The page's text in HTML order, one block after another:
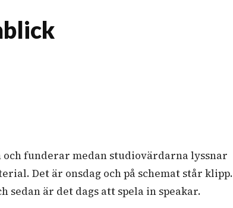
funderar medan studiovärdarna lyssnar
Det är onsdag och på schemat står klipp.
sedan är det dags att spela in speakar.